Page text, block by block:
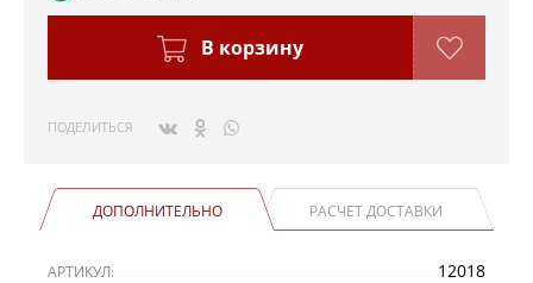
В корзину
ПОДЕЛИТЬСЯ
ДОПОЛНИТЕЛЬНО РАСЧЕТ ДОСТАВКИ
АРТИКУЛ: 12018